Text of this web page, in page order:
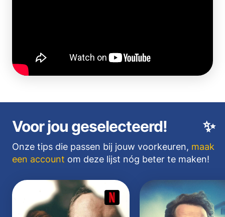
✨
Voor jou geselecteerd!
Onze tips die passen bij jouw voorkeuren, maak
een account om deze lijst nóg beter te maken!